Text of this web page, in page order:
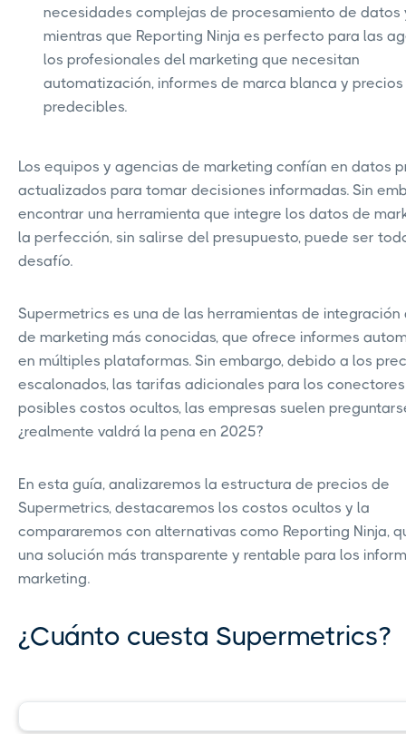
necesidades complejas de procesamiento de datos
mientras que Reporting Ninja es perfecto para las
los profesionales del marketing que necesitan
automatización, informes de marca blanca y precios
predecibles.
Los equipos y agencias de marketing confían en datos
actualizados para tomar decisiones informadas. Sin
encontrar una herramienta que integre los datos de
la perfección, sin salirse del presupuesto, puede ser
desafío.
Supermetrics es una de las herramientas de
de marketing más conocidas, que ofrece informes
en múltiples plataformas. Sin embargo, debido a los
escalonados, las tarifas adicionales para los
posibles costos ocultos, las empresas suelen
¿realmente valdrá la pena en 2025?
En esta guía, analizaremos la estructura de precios de
Supermetrics, destacaremos los costos ocultos y la
compararemos con alternativas como Reporting Ninja,
una solución más transparente y rentable para los
marketing.
¿Cuánto cuesta Supermetrics?